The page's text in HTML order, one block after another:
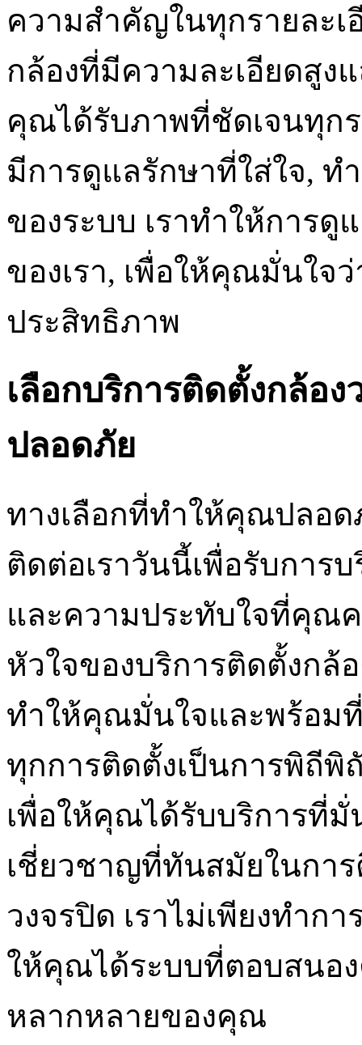
ความสำคัญในทุกรายละเ
กล้องที่มีความละเอียดสู
คุณได้รับภาพที่ชัดเจนทุกร
มีการดูแลรักษาที่ใส่ใจ,
ของระบบ เราทำให้การ
ของเรา, เพื่อให้คุณมั่นใจ
ประสิทธิภาพ
เลือกบริการติดตั้งกล้อ
ปลอดภัย
ทางเลือกที่ทำให้คุณปลอ
ติดต่อเราวันนี้เพื่อรับการ
และความประทับใจที่คุณ
หัวใจของบริการติดตั้งกล้
ทำให้คุณมั่นใจและพร้อม
ทุกการติดตั้งเป็นการพิถี
เพื่อให้คุณได้รับบริการที่มั่
เชี่ยวชาญที่ทันสมัยในกา
วงจรปิด เราไม่เพียงทำก
ให้คุณได้ระบบที่ตอบสนอ
หลากหลายของคุณ